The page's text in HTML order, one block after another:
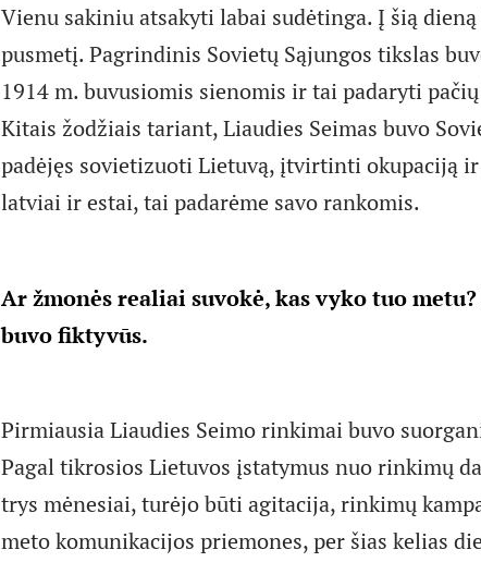
Vienu sakiniu atsakyti labai sudėtinga. Į šią
pusmetį. Pagrindinis Sovietų Sąjungos tikslas
1914 m. buvusiomis sienomis ir tai padaryti
Kitais žodžiais tariant, Liaudies Seimas buvo
padėjęs sovietizuoti Lietuvą, įtvirtinti okupaciją
latviai ir estai, tai padarėme savo rankomis.
Ar žmonės realiai suvokė, kas vyko tuo
buvo fiktyvūs.
Pirmiausia Liaudies Seimo rinkimai buvo
Pagal tikrosios Lietuvos įstatymus nuo rinkimų
trys mėnesiai, turėjo būti agitacija, rinkimų
meto komunikacijos priemones, per šias kelias